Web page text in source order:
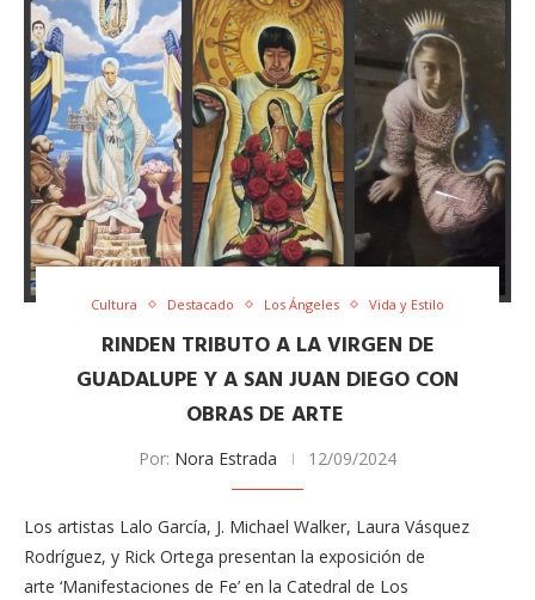
Cultura Destacado Los Ángeles Vida y Estilo
RINDEN TRIBUTO A LA VIRGEN DE
GUADALUPE Y A SAN JUAN DIEGO​ CON
OBRAS DE ARTE
Por: Nora Estrada 12/09/2024
Los artistas Lalo García, J. Michael Walker, Laura Vásquez
Rodríguez, y Rick Ortega presentan la exposición de
arte ‘Manifestaciones de Fe’ ​en la Catedral de Los